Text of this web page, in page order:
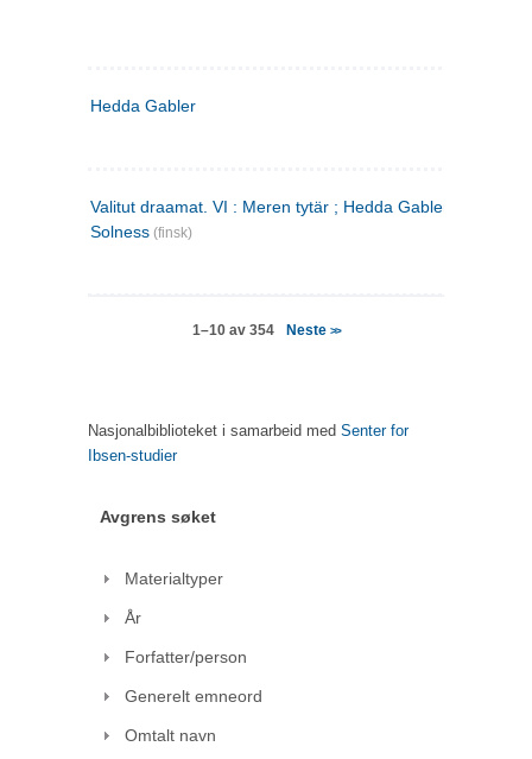
Hedda Gabler
Valitut draamat. VI : Meren tytär ; Hedda Gabler ;
Solness (finsk)
1–10 av 354 Neste >>
Nasjonalbiblioteket i samarbeid med Senter for
Ibsen-studier
Avgrens søket
Materialtyper
År
Forfatter/person
Generelt emneord
Omtalt navn